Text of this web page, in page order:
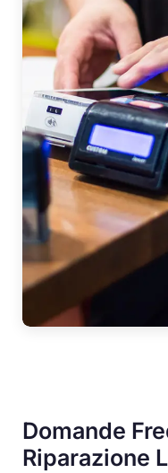
Domande
Riparazione